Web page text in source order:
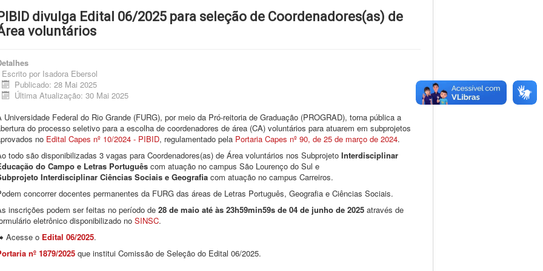
divulga Edital 06/2025 para seleção de Coordenadores(as) de
voluntários
Escrito por Isadora Ebersol
Publicado: 28 Mai 2025
Última Atualização: 30 Mai 2025
Universidade Federal do Rio Grande (FURG), por meio da Pró-reitoria de Graduação (PROGRAD), torna pública a
do processo seletivo para a escolha de coordenadores de área (CA) voluntários para atuarem em subprojetos
no Edital Capes nº 10/2024 - PIBID, regulamentado pela Portaria Capes nº 90, de 25 de março de 2024.
todo são disponibilizadas 3 vagas para Coordenadores(as) de Área voluntários nos Subprojeto Interdisciplinar
do Campo e Letras Português com atuação no campus São Lourenço do Sul e
Interdisciplinar Ciências Sociais e Geografia com atuação no campus Carreiros.
concorrer docentes permanentes da FURG das áreas de Letras Português, Geografia e Ciências Sociais.
inscrições podem ser feitas no período de 28 de maio até às 23h59min59s de 04 de junho de 2025 através de
eletrônico disponibilizado no SINSC.
Acesse o Edital 06/2025.
nº 1879/2025 que institui Comissão de Seleção do Edital 06/2025.